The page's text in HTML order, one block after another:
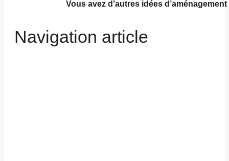
Vous avez d’autres idées
Navigation article